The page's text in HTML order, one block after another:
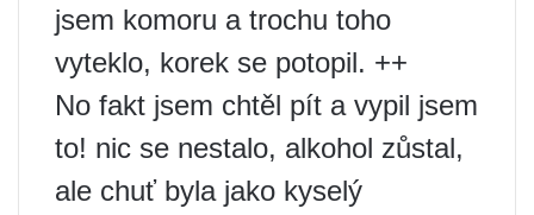
jsem komoru a trochu toho
vyteklo, korek se potopil. ++
No fakt jsem chtěl pít a vypil jsem
to! nic se nestalo, alkohol zůstal,
ale chuť byla jako kyselý